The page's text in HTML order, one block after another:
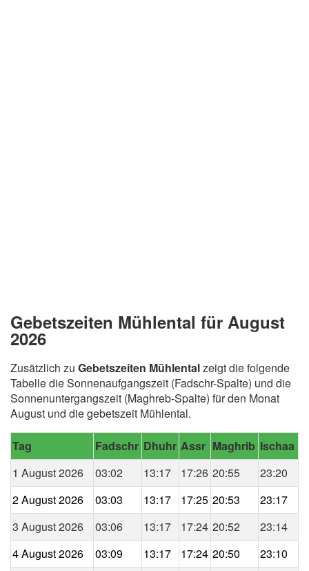
Gebetszeiten Mühlental für August
2026
Zusätzlich zu Gebetszeiten Mühlentalzeigt die folgende
Tabelle die Sonnenaufgangszeit (Fadschr-Spalte) und die
Sonnenuntergangszeit (Maghreb-Spalte) für den Monat
August und die gebetszeit Mühlental.
Tag Fadschr Dhuhr Assr Maghrib Ischaa
1 August 2026
03:02 13:17 17:26 20:55
23:20
2 August 2026
03:03 13:17 17:25 20:53
23:17
3 August 2026
03:06 13:17 17:24 20:52
23:14
4 August 2026
03:09 13:17 17:24 20:50
23:10